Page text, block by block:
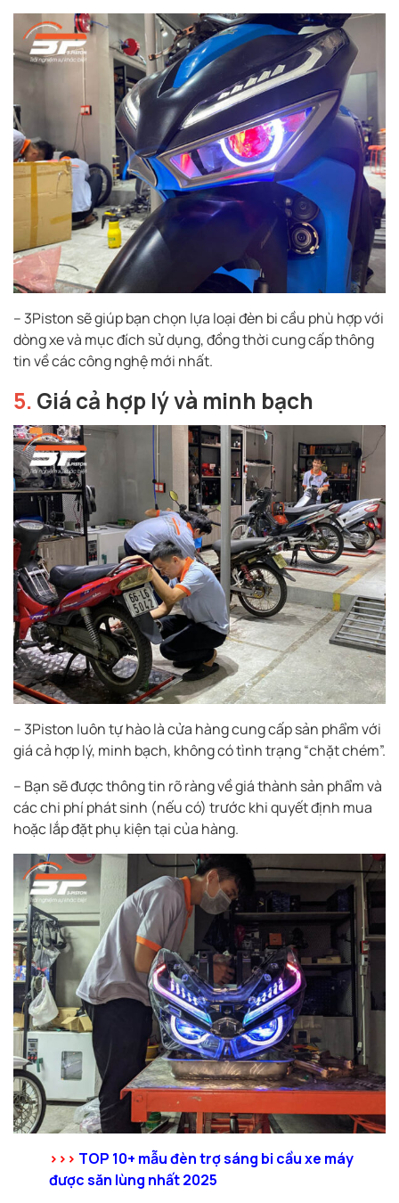
– 3Piston sẽ giúp bạn chọn lựa loại đèn bi cầu phù hợp với
dòng xe và mục đích sử dụng, đồng thời cung cấp thông
tin về các công nghệ mới nhất.
5. Giá cả hợp lý và minh bạch
– 3Piston luôn tự hào là cửa hàng cung cấp sản phẩm với
giá cả hợp lý, minh bạch, không có tình trạng “chặt chém”.
– Bạn sẽ được thông tin rõ ràng về giá thành sản phẩm và
các chi phí phát sinh (nếu có) trước khi quyết định mua
hoặc lắp đặt phụ kiện tại của hàng.
>>> TOP 10+ mẫu đèn trợ sáng bi cầu xe máy
được săn lùng nhất 2025